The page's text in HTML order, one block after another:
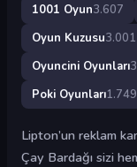
1001 Oyun3.607
Oyun Kuzusu3.001
Oyuncini Oyunları
Poki Oyunları1.749
Lipton’un reklam
Çay Bardağı sizi